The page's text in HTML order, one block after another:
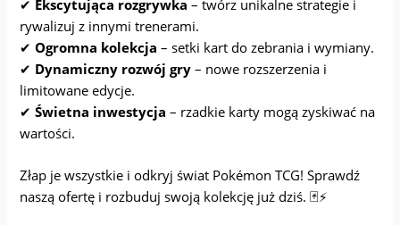
✔ Ekscytująca rozgrywka – twórz unikalne strategie i
rywalizuj z innymi trenerami.
✔Ogromna kolekcja – setki kart do zebrania i wymiany.
✔ Dynamiczny rozwój gry – nowe rozszerzenia i
limitowane edycje.
✔Świetna inwestycja – rzadkie karty mogą zyskiwać na
wartości.
Złap je wszystkie i odkryj świat Pokémon TCG! Sprawdź
naszą ofertę i rozbuduj swoją kolekcję już dziś. 🃏⚡